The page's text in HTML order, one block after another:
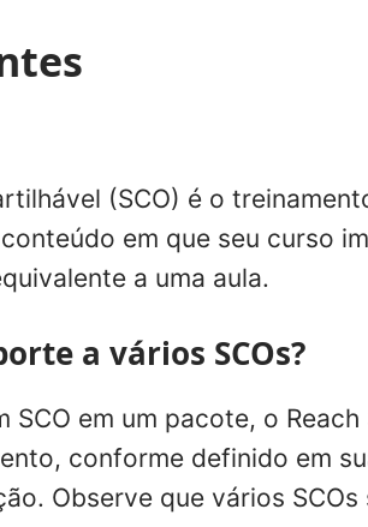
(SCO) é o
em que seu curso
a uma aula.
a vários SCOs?
SCO em um pacote, o
conforme definido em
Observe que vários